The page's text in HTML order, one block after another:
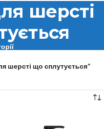
шерсті
шерсті що сплутується”